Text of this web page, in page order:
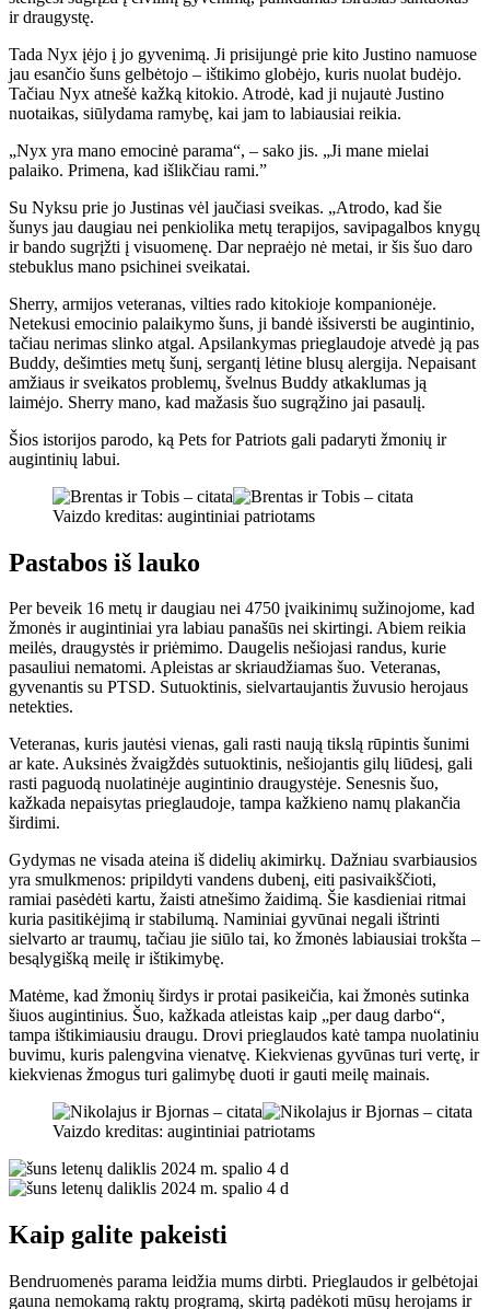
ir draugystę.
Tada Nyx įėjo į jo gyvenimą. Ji prisijungė prie kito Justino namuose
jau esančio šuns gelbėtojo – ištikimo globėjo, kuris nuolat budėjo.
Tačiau Nyx atnešė kažką kitokio. Atrodė, kad ji nujautė Justino
nuotaikas, siūlydama ramybę, kai jam to labiausiai reikia.
„Nyx yra mano emocinė parama“, – sako jis. „Ji mane mielai
palaiko. Primena, kad išlikčiau rami.”
Su Nyksu prie jo Justinas vėl jaučiasi sveikas. „Atrodo, kad šie
šunys jau daugiau nei penkiolika metų terapijos, savipagalbos knygų
ir bando sugrįžti į visuomenę. Dar nepraėjo nė metai, ir šis šuo daro
stebuklus mano psichinei sveikatai.
Sherry, armijos veteranas, vilties rado kitokioje kompanionėje.
Netekusi emocinio palaikymo šuns, ji bandė išsiversti be augintinio,
tačiau nerimas slinko atgal. Apsilankymas prieglaudoje atvedė ją pas
Buddy, dešimties metų šunį, sergantį lėtine blusų alergija. Nepaisant
amžiaus ir sveikatos problemų, švelnus Buddy atkaklumas ją
laimėjo. Sherry mano, kad mažasis šuo sugrąžino jai pasaulį.
Šios istorijos parodo, ką Pets for Patriots gali padaryti žmonių ir
augintinių labui.
Vaizdo kreditas: augintiniai patriotams
Pastabos iš lauko
Per beveik 16 metų ir daugiau nei 4750 įvaikinimų sužinojome, kad
žmonės ir augintiniai yra labiau panašūs nei skirtingi. Abiem reikia
meilės, draugystės ir priėmimo. Daugelis nešiojasi randus, kurie
pasauliui nematomi. Apleistas ar skriaudžiamas šuo. Veteranas,
gyvenantis su PTSD. Sutuoktinis, sielvartaujantis žuvusio herojaus
netekties.
Veteranas, kuris jautėsi vienas, gali rasti naują tikslą rūpintis šunimi
ar kate. Auksinės žvaigždės sutuoktinis, nešiojantis gilų liūdesį, gali
rasti paguodą nuolatinėje augintinio draugystėje. Senesnis šuo,
kažkada nepaisytas prieglaudoje, tampa kažkieno namų plakančia
širdimi.
Gydymas ne visada ateina iš didelių akimirkų. Dažniau svarbiausios
yra smulkmenos: pripildyti vandens dubenį, eiti pasivaikščioti,
ramiai pasėdėti kartu, žaisti atnešimo žaidimą. Šie kasdieniai ritmai
kuria pasitikėjimą ir stabilumą. Naminiai gyvūnai negali ištrinti
sielvarto ar traumų, tačiau jie siūlo tai, ko žmonės labiausiai trokšta –
besąlygišką meilę ir ištikimybę.
Matėme, kad žmonių širdys ir protai pasikeičia, kai žmonės sutinka
šiuos augintinius. Šuo, kažkada atleistas kaip „per daug darbo“,
tampa ištikimiausiu draugu. Drovi prieglaudos katė tampa nuolatiniu
buvimu, kuris palengvina vienatvę. Kiekvienas gyvūnas turi vertę, ir
kiekvienas žmogus turi galimybę duoti ir gauti meilę mainais.
Vaizdo kreditas: augintiniai patriotams
Kaip galite pakeisti
Bendruomenės parama leidžia mums dirbti. Prieglaudos ir gelbėtojai
gauna nemokamą raktų programą, skirtą padėkoti mūsų herojams ir